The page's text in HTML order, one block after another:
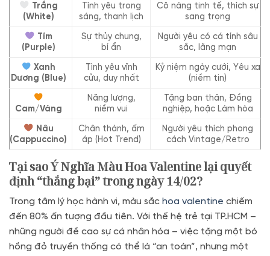
Trắng
(White)
Tình yêu trong
sáng, thanh lịch
Cô nàng tinh tế, thích sự
sang trọng
Tím
(Purple)
Sự thủy chung,
bí ẩn
Người yêu có cá tính sâu
sắc, lãng mạn
Xanh
Dương (Blue)
Tình yêu vĩnh
cửu, duy nhất
Kỷ niệm ngày cưới, Yêu xa
(niềm tin)
Cam/Vàng
Năng lượng,
niềm vui
Tặng bạn thân, Đồng
nghiệp, hoặc Làm hòa
Nâu
(Cappuccino)
Chân thành, ấm
áp (Hot Trend)
Người yêu thích phong
cách Vintage/Retro
Tại sao Ý Nghĩa Màu Hoa Valentine lại quyết
định “thắng bại” trong ngày 14/02?
Trong tâm lý học hành vi, màu sắc hoa valentine chiếm
đến 80% ấn tượng đầu tiên. Với thế hệ trẻ tại TP.HCM –
những người đề cao sự cá nhân hóa – việc tặng một bó
hồng đỏ truyền thống có thể là “an toàn”, nhưng một